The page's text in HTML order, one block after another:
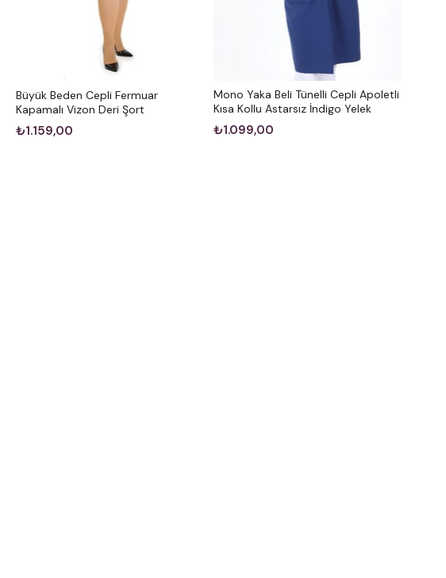
Büyük Beden Cepli Fermuar
Kapamalı Vizon Deri Şort
₺1.159,00
Mono Yaka Beli Tünelli Cepli Apoletli
Kısa Kollu Astarsız İndigo Yelek
₺1.099,00